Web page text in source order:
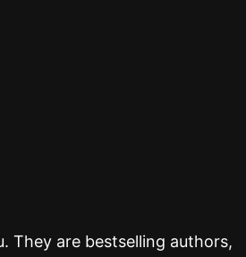
They are bestselling authors,